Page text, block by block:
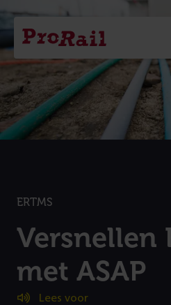
Navigatie
Homepage
ProRail
ERTMS
:
Versnellen
met ASAP
Lees voor